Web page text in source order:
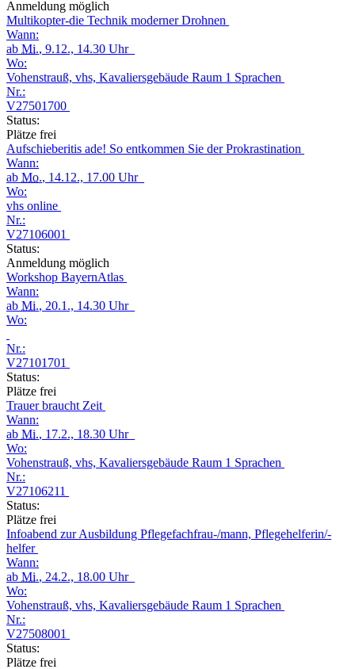
Anmeldung möglich
Multikopter-die Technik moderner Drohnen
Wann:
ab Mi., 9.12., 14.30 Uhr
Wo:
Vohenstrauß, vhs, Kavaliersgebäude Raum 1 Sprachen
Nr.:
V27501700
Status:
Plätze frei
Aufschieberitis ade! So entkommen Sie der Prokrastination
Wann:
ab Mo., 14.12., 17.00 Uhr
Wo:
vhs online
Nr.:
V27106001
Status:
Anmeldung möglich
Workshop BayernAtlas
Wann:
ab Mi., 20.1., 14.30 Uhr
Wo:
Nr.:
V27101701
Status:
Plätze frei
Trauer braucht Zeit
Wann:
ab Mi., 17.2., 18.30 Uhr
Wo:
Vohenstrauß, vhs, Kavaliersgebäude Raum 1 Sprachen
Nr.:
V27106211
Status:
Plätze frei
Infoabend zur Ausbildung Pflegefachfrau-/mann, Pflegehelferin/-
helfer
Wann:
ab Mi., 24.2., 18.00 Uhr
Wo:
Vohenstrauß, vhs, Kavaliersgebäude Raum 1 Sprachen
Nr.:
V27508001
Status:
Plätze frei